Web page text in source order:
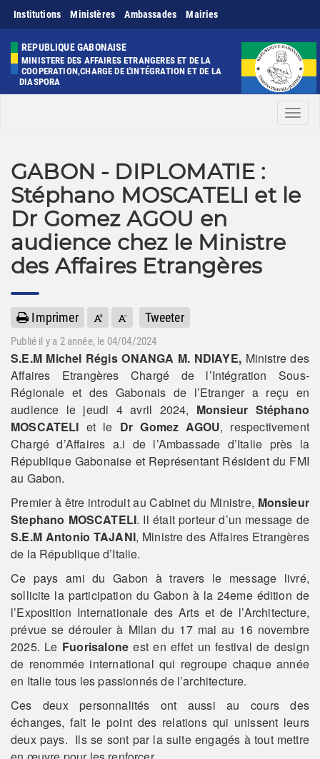
Institutions Ministères Ambassades Mairies
REPUBLIQUE GABONAISE
MINISTERE DES AFFAIRES ETRANGERES ET DE LA
COOPERATION,CHARGE DE L'INTÉGRATION ET DE LA
DIASPORA
Menu
GABON - DIPLOMATIE :
Stéphano MOSCATELI et le
Dr Gomez AGOU en
audience chez le Ministre
des Affaires Etrangères
Imprimer Tweeter
Publié il y a 2 année, le 04/04/2024
S.E.M Michel Régis ONANGA M. NDIAYE, Ministre des
Affaires Etrangères Chargé de l’Intégration Sous-
Régionale et des Gabonais de l’Etranger a reçu en
audience le jeudi 4 avril 2024, Monsieur Stéphano
MOSCATELI et le Dr Gomez AGOU, respectivement
Chargé d’Affaires a.i de l’Ambassade d’Italie près la
République Gabonaise et Représentant Résident du FMI
au Gabon.
Premier à être introduit au Cabinet du Ministre, Monsieur
Stephano MOSCATELI. Il était porteur d’un message de
S.E.M Antonio TAJANI, Ministre des Affaires Etrangères
de la République d’Italie.
Ce pays ami du Gabon à travers le message livré,
sollicite la participation du Gabon à la 24eme édition de
l’Exposition Internationale des Arts et de l’Architecture,
prévue se dérouler à Milan du 17 mai au 16 novembre
2025. Le Fuorisalone est en effet un festival de design
de renommée international qui regroupe chaque année
en Italie tous les passionnés de l’architecture.
Ces deux personnalités ont aussi au cours des
échanges, fait le point des relations qui unissent leurs
deux pays. Ils se sont par la suite engagés à tout mettre